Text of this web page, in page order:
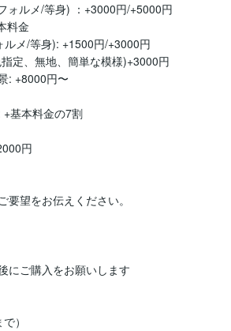
ォルメ/等身) ：+3000円/+5000円
料金
ルメ/等身): +1500円/+3000円
定、無地、簡単な模様)+3000円
: +8000円〜
+基本料金の7割
円
要望をお伝えください。
にご購入をお願いします
）